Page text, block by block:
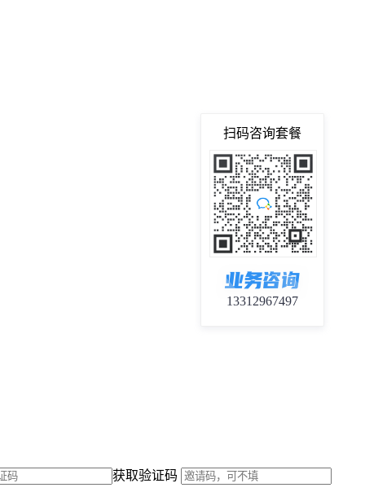
扫码咨询套餐
13312967497
获取验证码